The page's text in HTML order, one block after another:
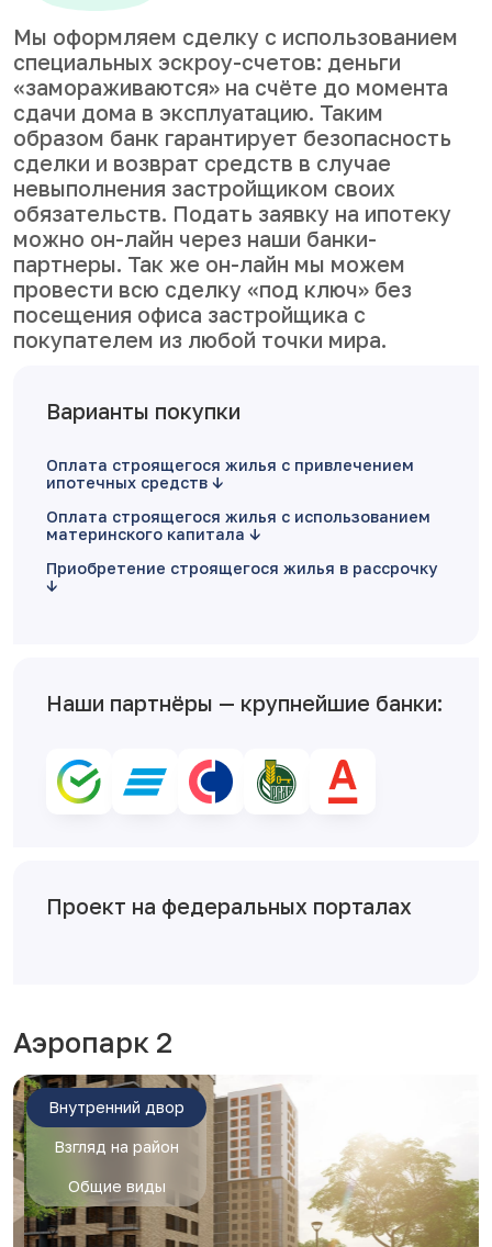
Мы оформляем сделку с использованием
специальных эскроу-счетов: деньги
«замораживаются» на счёте до момента
сдачи дома в эксплуатацию. Таким
образом банк гарантирует безопасность
сделки и возврат средств в случае
невыполнения застройщиком своих
обязательств. Подать заявку на ипотеку
можно он-лайн через наши банки-
партнеры. Так же он-лайн мы можем
провести всю сделку «под ключ» без
посещения офиса застройщика с
покупателем из любой точки мира.
Варианты покупки
Оплата строящегося жилья с привлечением
ипотечных средств
Оплата строящегося жилья с использованием
материнского капитала
Приобретение строящегося жилья в рассрочку
Наши партнёры — крупнейшие банки:
Проект на федеральных порталах
Аэропарк 2
Внутренний двор
Взгляд на район
Общие виды